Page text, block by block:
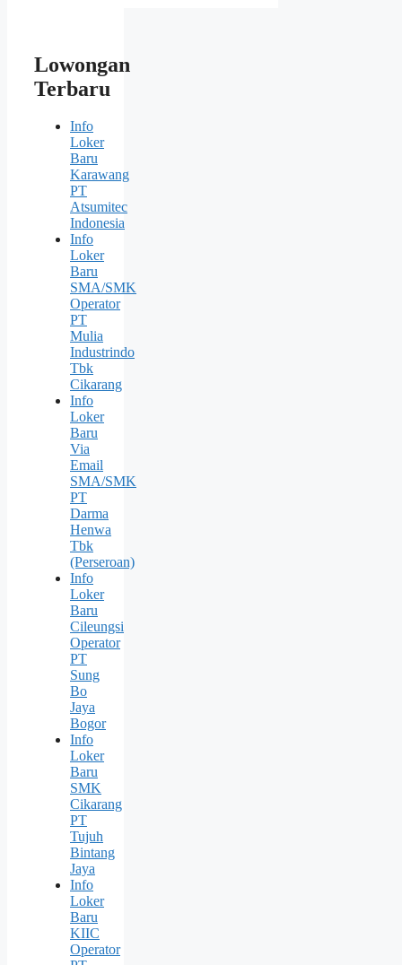
Lowongan
Terbaru
Info
Loker
Baru
Karawang
PT
Atsumitec
Indonesia
Info
Loker
Baru
SMA/SMK
Operator
PT
Mulia
Industrindo
Tbk
Cikarang
Info
Loker
Baru
Via
Email
SMA/SMK
PT
Darma
Henwa
Tbk
(Perseroan)
Info
Loker
Baru
Cileungsi
Operator
PT
Sung
Bо
Jaya
Bogor
Info
Loker
Baru
SMK
Cikarang
PT
Tujuh
Bintang
Jaya
Info
Loker
Baru
KIIC
Operator